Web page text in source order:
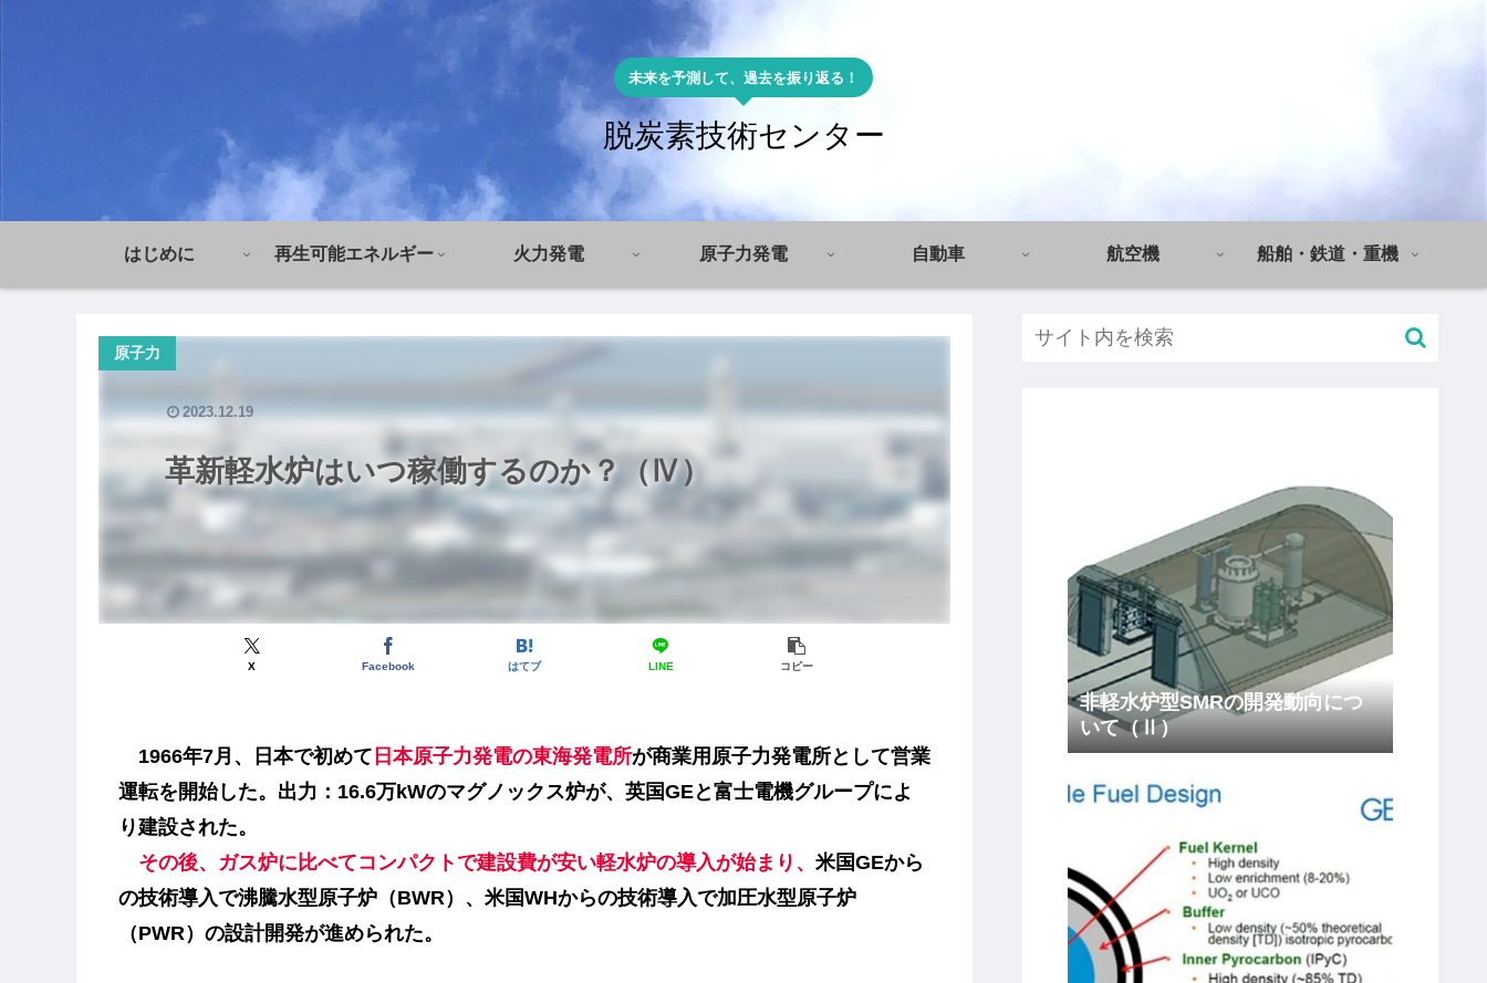
未来を予測して、過去を振り返る！
脱炭素技術センター
はじめに 再生可能エネルギー 火力発電 原子力発電 自動車 航空機 船舶・鉄道・重機
革新軽水炉はいつ稼働するのか？（Ⅳ）
原子力
X Facebook はてブ LINE コピー
2023.12.19
1966年7月、日本で初めて 日本原子力発電の東海発電所が商業用原子力発電所として営業
運転を開始した。出力：16.6万kWのマグノックス炉が、英国GEと富士電機グループによ
り建設された。
その後、ガス炉に比べてコンパクトで建設費が安い軽水炉の導入が始まり、 米国GEから
の技術導入で沸騰水型原子炉（BWR） 、米国WHからの技術導入で加圧水型原子炉
（PWR） の設計開発が進められた。
非軽水炉型SMRの開発動向につ
いて（Ⅱ）